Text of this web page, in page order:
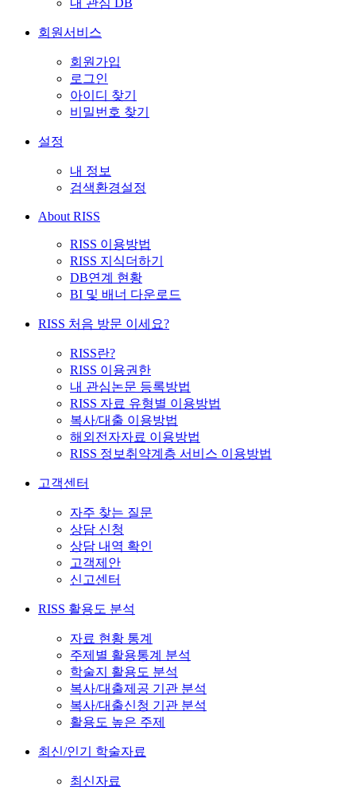
내 관심 DB
회원서비스
회원가입
로그인
아이디 찾기
비밀번호 찾기
설정
내 정보
검색환경설정
About RISS
RISS 이용방법
RISS 지식더하기
DB연계 현황
BI 및 배너 다운로드
RISS 처음 방문 이세요?
RISS란?
RISS 이용권한
내 관심논문 등록방법
RISS 자료 유형별 이용방법
복사/대출 이용방법
해외전자자료 이용방법
RISS 정보취약계층 서비스 이용방법
고객센터
자주 찾는 질문
상담 신청
상담 내역 확인
고객제안
신고센터
RISS 활용도 분석
자료 현황 통계
주제별 활용통계 분석
학술지 활용도 분석
복사/대출제공 기관 분석
복사/대출신청 기관 분석
활용도 높은 주제
최신/인기 학술자료
최신자료